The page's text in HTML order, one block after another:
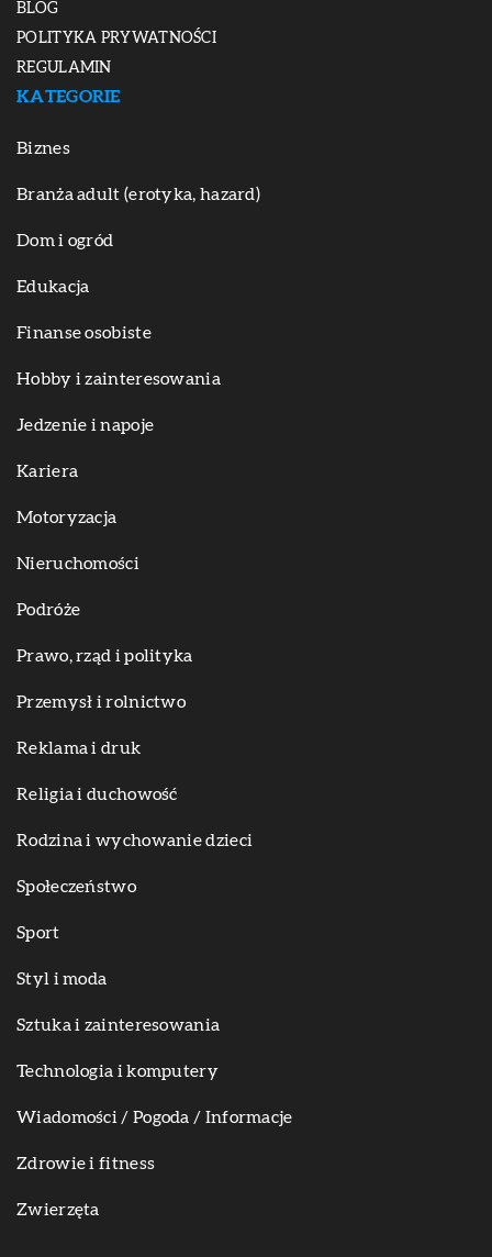
BLOG
POLITYKA PRYWATNOŚCI
REGULAMIN
KATEGORIE
Biznes
Branża adult (erotyka, hazard)
Dom i ogród
Edukacja
Finanse osobiste
Hobby i zainteresowania
Jedzenie i napoje
Kariera
Motoryzacja
Nieruchomości
Podróże
Prawo, rząd i polityka
Przemysł i rolnictwo
Reklama i druk
Religia i duchowość
Rodzina i wychowanie dzieci
Społeczeństwo
Sport
Styl i moda
Sztuka i zainteresowania
Technologia i komputery
Wiadomości / Pogoda / Informacje
Zdrowie i fitness
Zwierzęta